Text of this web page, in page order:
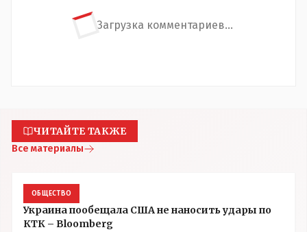
Загрузка комментариев...
ЧИТАЙТЕ ТАКЖЕ
Все материалы
ОБЩЕСТВО
Украина пообещала США не наносить удары по
КТК – Bloomberg